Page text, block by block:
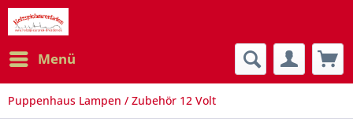
Menü
Puppenhaus Lampen / Zubehör 12 Volt